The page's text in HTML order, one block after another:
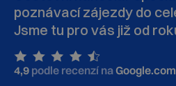
poznávací zájezdy do
Jsme tu pro vás již od
4,9 podle recenzí naGoogle.com